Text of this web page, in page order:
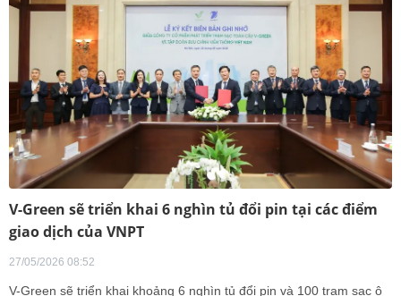
V-Green sẽ triển khai 6 nghìn tủ đổi pin tại các điểm
giao dịch của VNPT
27/05/2026 08:52
V-Green sẽ triển khai khoảng 6 nghìn tủ đổi pin và 100 trạm sạc ô